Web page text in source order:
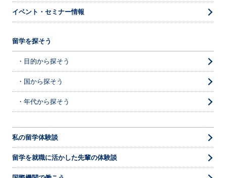
イベント・セミナー情報
留学を探そう
・目的から探そう
・国から探そう
・年代から探そう
私の留学体験談
留学を就職に活かした先輩の体験談